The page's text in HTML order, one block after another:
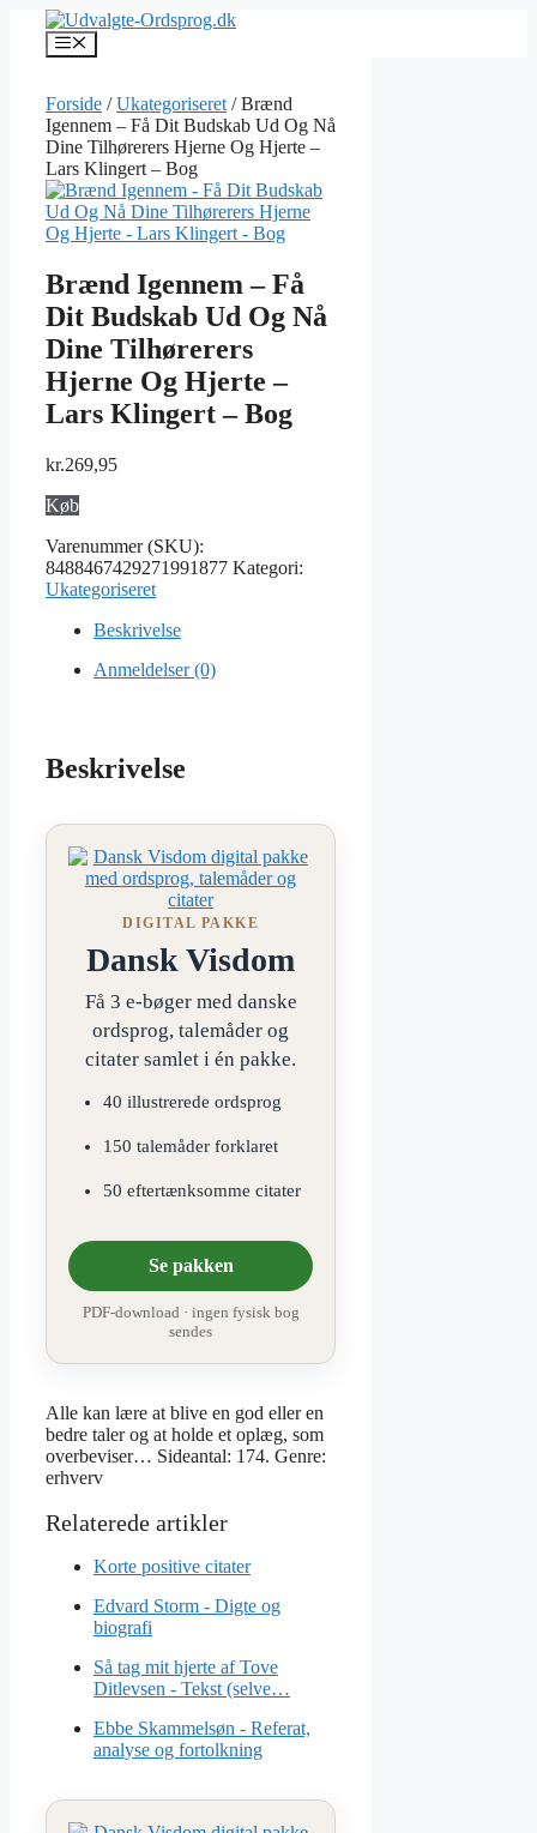
indhold
Menu
Forside /Ukategoriseret / Brænd
Igennem – Få Dit Budskab Ud Og Nå
Dine Tilhørerers Hjerne Og Hjerte –
Lars Klingert – Bog
Brænd Igennem – Få
Dit Budskab Ud Og Nå
Dine Tilhørerers
Hjerne Og Hjerte –
Lars Klingert – Bog
kr.269,95
Køb
Varenummer (SKU):
8488467429271991877 Kategori:
Ukategoriseret
Beskrivelse
Anmeldelser (0)
Beskrivelse
DIGITAL PAKKE
Dansk Visdom
Få 3 e-bøger med danske
ordsprog, talemåder og
citater samlet i én pakke.
40 illustrerede ordsprog
150 talemåder forklaret
50 eftertænksomme citater
Se pakken
PDF-download · ingen fysisk bog
sendes
Alle kan lære at blive en god eller en
bedre taler og at holde et oplæg, som
overbeviser… Sideantal: 174. Genre:
erhverv
Korte positive citater
Edvard Storm - Digte og
biografi
Så tag mit hjerte af Tove
Ditlevsen - Tekst (selve…
Ebbe Skammelsøn - Referat,
analyse og fortolkning